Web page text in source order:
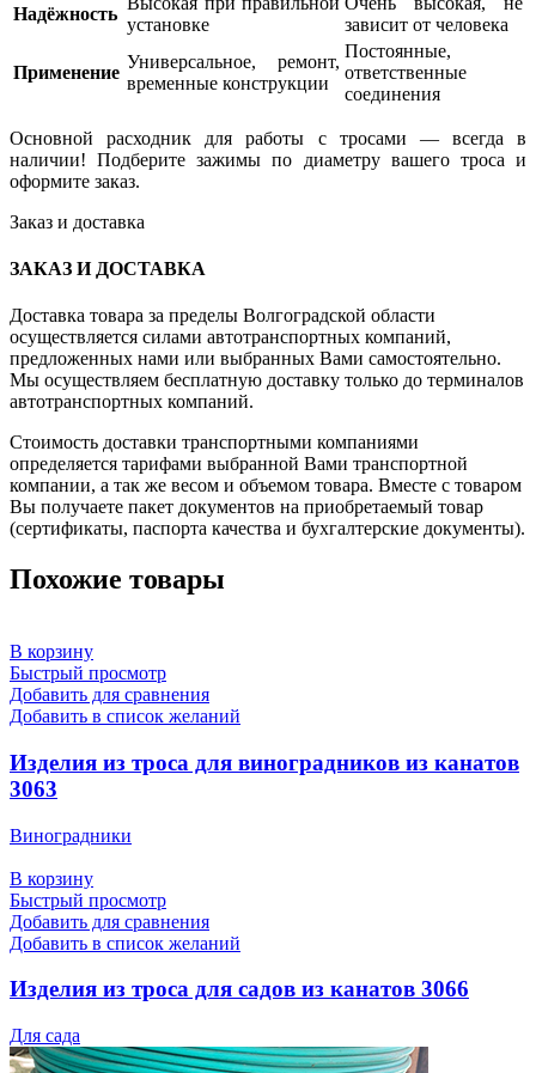
Надёжность
установке
зависит от человека
Применение
Универсальное, ремонт,
временные конструкции
Постоянные,
ответственные
соединения
Основной расходник для работы с тросами — всегда в
наличии! Подберите зажимы по диаметру вашего троса и
оформите заказ.
Заказ и доставка
ЗАКАЗ И ДОСТАВКА
Доставка товара за пределы Волгоградской области
осуществляется силами автотранспортных компаний,
предложенных нами или выбранных Вами самостоятельно.
Мы осуществляем бесплатную доставку только до терминалов
автотранспортных компаний.
Стоимость доставки транспортными компаниями
определяется тарифами выбранной Вами транспортной
компании, а так же весом и объемом товара. Вместе с товаром
Вы получаете пакет документов на приобретаемый товар
(сертификаты, паспорта качества и бухгалтерские документы).
Похожие товары
В корзину
Быстрый просмотр
Добавить для сравнения
Добавить в список желаний
Изделия из троса для виноградников из канатов
3063
Виноградники
В корзину
Быстрый просмотр
Добавить для сравнения
Добавить в список желаний
Изделия из троса для садов из канатов 3066
Для сада